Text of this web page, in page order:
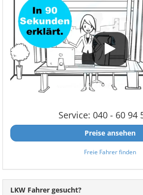
Service: 040 - 60 94
Preise ansehen
Freie Fahrer finden
LKW Fahrer gesucht?